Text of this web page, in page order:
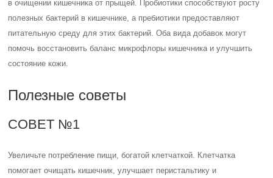
в очищении кишечника от прыщей. Пробиотики способствуют росту
полезных бактерий в кишечнике, а пребиотики предоставляют
питательную среду для этих бактерий. Оба вида добавок могут
помочь восстановить баланс микрофлоры кишечника и улучшить
состояние кожи.
Полезные советы
СОВЕТ №1
Увеличьте потребление пищи, богатой клетчаткой. Клетчатка
помогает очищать кишечник, улучшает перистальтику и